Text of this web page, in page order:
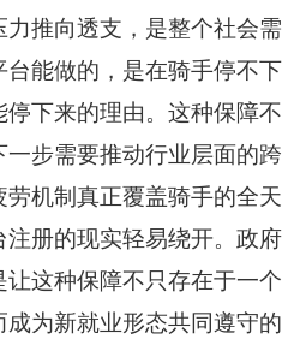
推向透支，是整个社会需
能做的，是在骑手停不下
下来的理由。这种保障不
步需要推动行业层面的跨
机制真正覆盖骑手的全天
册的现实轻易绕开。政府
这种保障不只存在于一个
为新就业形态共同遵守的